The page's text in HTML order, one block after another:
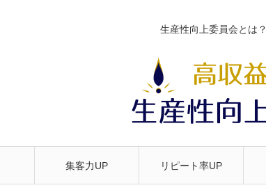
集客力UP リピート率UP
生産性向上委員会とは？